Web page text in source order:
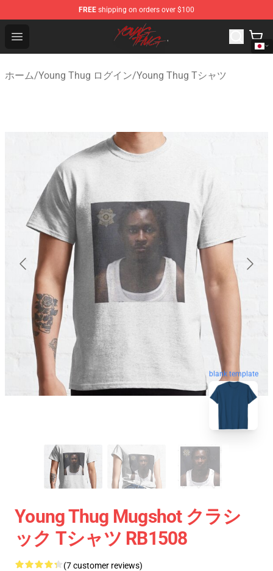
FREE shipping on orders over $100
Open menu
Young Thug Shop - Official Young Thug Merchandise
ホーム/Young Thug ログイン/Young Thug Tシャツ
blank template
Young Thug Mugshot クラシ
ック Tシャツ RB1508
(7 customer reviews)